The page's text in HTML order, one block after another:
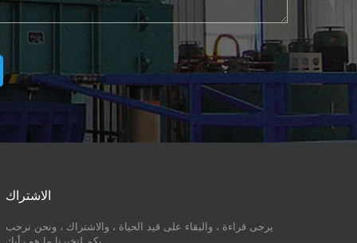
الاشتراك
يرجى قراءة ، والبقاء على قيد الحياة ، والاشتراك ، ونحن نرحب